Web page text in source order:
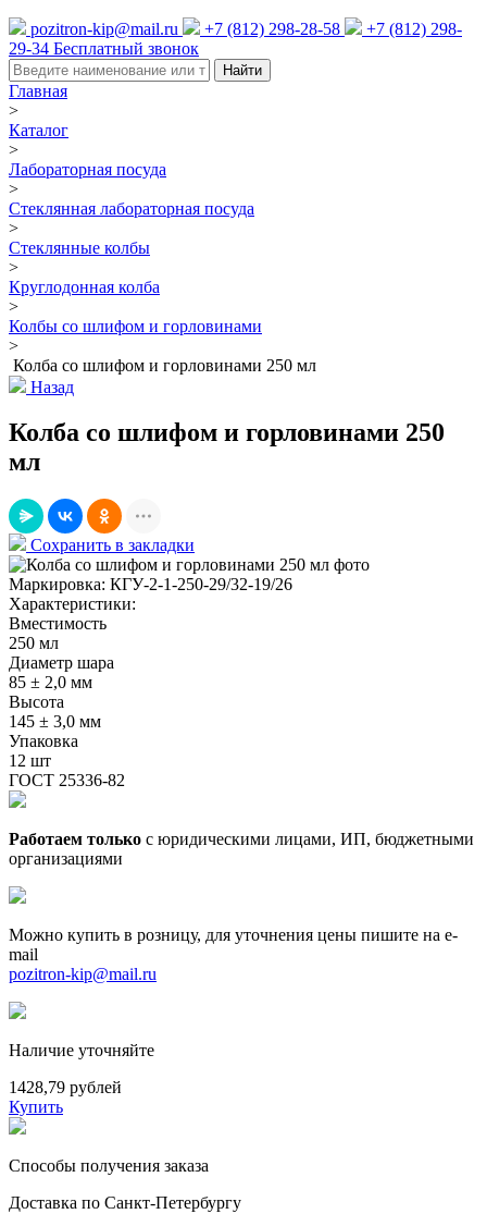
pozitron-kip@mail.ru +7 (812) 298-28-58
+7 (812) 298-
29-34 Бесплатный звонок
Найти
Главная
>
Каталог
>
Лабораторная посуда
>
Стеклянная лабораторная посуда
>
Стеклянные колбы
>
Круглодонная колба
>
Колбы со шлифом и горловинами
>
Колба со шлифом и горловинами 250 мл
Назад
Колба со шлифом и горловинами 250
мл
Сохранить в закладки
Маркировка: КГУ-2-1-250-29/32-19/26
Характеристики:
Вместимость
250 мл
Диаметр шара
85 ± 2,0 мм
Высота
145 ± 3,0 мм
Упаковка
12 шт
ГОСТ 25336-82
Работаем только с юридическими лицами, ИП, бюджетными
организациями
Можно купить в розницу, для уточнения цены пишите на e-
mail
pozitron-kip@mail.ru
Наличие уточняйте
1428,79 рублей
Купить
Способы получения заказа
Доставка по Санкт-Петербургу